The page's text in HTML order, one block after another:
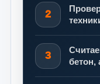
2
3
бетон,